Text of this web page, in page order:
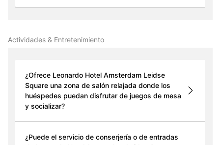
Actividades & Entretenimiento
¿Ofrece Leonardo Hotel Amsterdam Leidse
Square una zona de salón relajada donde los
huéspedes puedan disfrutar de juegos de mesa
y socializar?
¿Puede el servicio de conserjería o de entradas